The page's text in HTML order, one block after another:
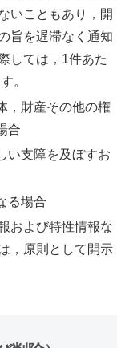
いこともあり，開
旨を遅滞なく通知
しては，1件あた
。
，財産その他の権
合
い支障を及ぼすお
る場合
および特性情報な
，原則として開示